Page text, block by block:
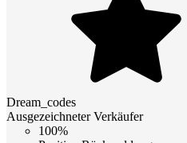
Dream_codes
Ausgezeichneter Verkäufer
100%